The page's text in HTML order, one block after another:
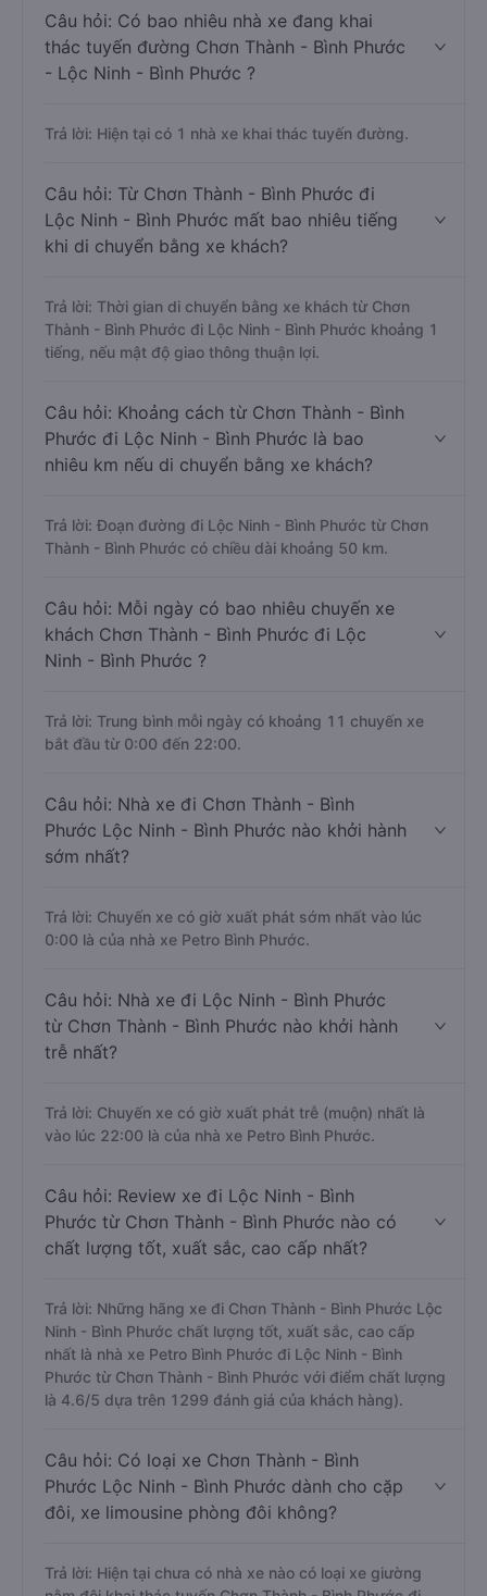
Câu hỏi: Có bao nhiêu nhà xe đang khai
thác tuyến đường Chơn Thành - Bình Phước
- Lộc Ninh - Bình Phước ?
Trả lời: Hiện tại có 1 nhà xe khai thác tuyến đường.
Câu hỏi: Từ Chơn Thành - Bình Phước đi
Lộc Ninh - Bình Phước mất bao nhiêu tiếng
khi di chuyển bằng xe khách?
Trả lời: Thời gian di chuyển bằng xe khách từ Chơn
Thành - Bình Phước đi Lộc Ninh - Bình Phước khoảng 1
tiếng, nếu mật độ giao thông thuận lợi.
Câu hỏi: Khoảng cách từ Chơn Thành - Bình
Phước đi Lộc Ninh - Bình Phước là bao
nhiêu km nếu di chuyển bằng xe khách?
Trả lời: Đoạn đường đi Lộc Ninh - Bình Phước từ Chơn
Thành - Bình Phước có chiều dài khoảng 50 km.
Câu hỏi: Mỗi ngày có bao nhiêu chuyến xe
khách Chơn Thành - Bình Phước đi Lộc
Ninh - Bình Phước ?
Trả lời: Trung bình mỗi ngày có khoảng 11 chuyến xe
bắt đầu từ 0:00 đến 22:00.
Câu hỏi: Nhà xe đi Chơn Thành - Bình
Phước Lộc Ninh - Bình Phước nào khởi hành
sớm nhất?
Trả lời: Chuyến xe có giờ xuất phát sớm nhất vào lúc
0:00 là của nhà xe Petro Bình Phước.
Câu hỏi: Nhà xe đi Lộc Ninh - Bình Phước
từ Chơn Thành - Bình Phước nào khởi hành
trễ nhất?
Trả lời: Chuyến xe có giờ xuất phát trễ (muộn) nhất là
vào lúc 22:00 là của nhà xe Petro Bình Phước.
Câu hỏi: Review xe đi Lộc Ninh - Bình
Phước từ Chơn Thành - Bình Phước nào có
chất lượng tốt, xuất sắc, cao cấp nhất?
Trả lời: Những hãng xe đi Chơn Thành - Bình Phước Lộc
Ninh - Bình Phước chất lượng tốt, xuất sắc, cao cấp
nhất là nhà xe Petro Bình Phước đi Lộc Ninh - Bình
Phước từ Chơn Thành - Bình Phước với điểm chất lượng
là 4.6/5 dựa trên 1299 đánh giá của khách hàng).
Câu hỏi: Có loại xe Chơn Thành - Bình
Phước Lộc Ninh - Bình Phước dành cho cặp
đôi, xe limousine phòng đôi không?
Trả lời: Hiện tại chưa có nhà xe nào có loại xe giường